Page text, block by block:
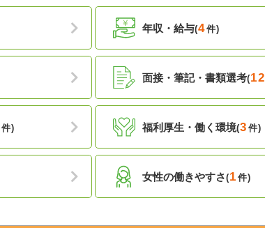
年収・給与(4件)
面接・筆記・書類選考(12
福利厚生・働く環境(3 件)
件)
女性の働きやすさ(1 件)